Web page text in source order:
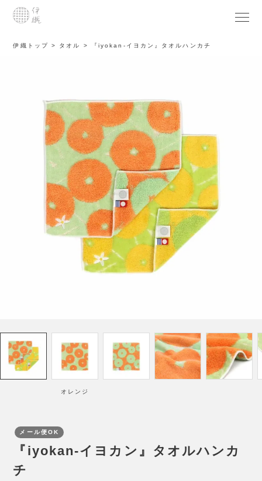
伊織トップ タオル 『iyokan-イヨカン』タオルハンカチ
オレンジ
メール便OK
『iyokan-イヨカン』タオルハンカ
チ